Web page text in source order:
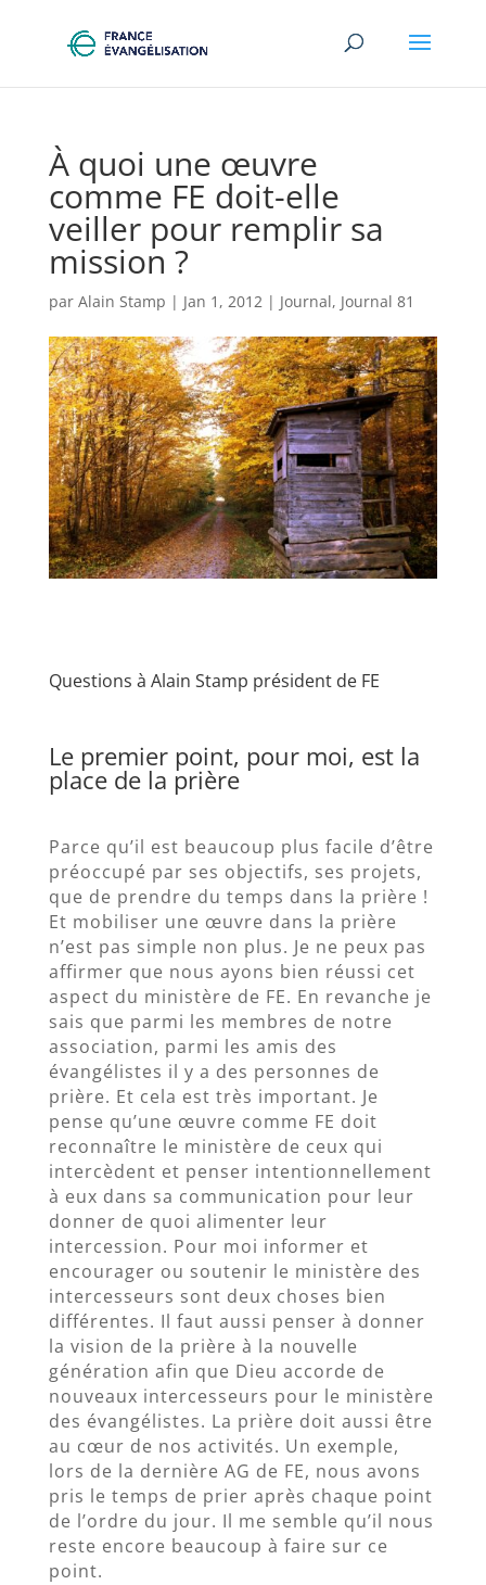
À quoi une œuvre
comme FE doit-elle
veiller pour remplir sa
mission ?
par Alain Stamp | Jan 1, 2012| Journal, Journal 81
Questions à Alain Stamp président de FE
Le premier point, pour moi, est la
place de la prière
Parce qu’il est beaucoup plus facile d’être
préoccupé par ses objectifs, ses projets,
que de prendre du temps dans la prière !
Et mobiliser une œuvre dans la prière
n’est pas simple non plus. Je ne peux pas
affirmer que nous ayons bien réussi cet
aspect du ministère de FE. En revanche je
sais que parmi les membres de notre
association, parmi les amis des
évangélistes il y a des personnes de
prière. Et cela est très important. Je
pense qu’une œuvre comme FE doit
reconnaître le ministère de ceux qui
intercèdent et penser intentionnellement
à eux dans sa communication pour leur
donner de quoi alimenter leur
intercession. Pour moi informer et
encourager ou soutenir le ministère des
intercesseurs sont deux choses bien
différentes. Il faut aussi penser à donner
la vision de la prière à la nouvelle
génération afin que Dieu accorde de
nouveaux intercesseurs pour le ministère
des évangélistes. La prière doit aussi être
au cœur de nos activités. Un exemple,
lors de la dernière AG de FE, nous avons
pris le temps de prier après chaque point
de l’ordre du jour. Il me semble qu’il nous
reste encore beaucoup à faire sur ce
point.